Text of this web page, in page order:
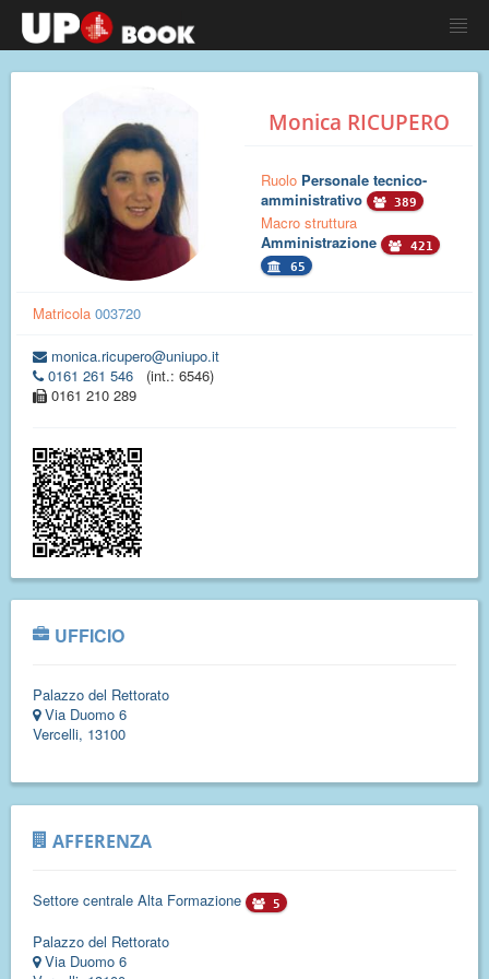
Monica RICUPERO
Ruolo Personale tecnico-
amministrativo
389
Macro struttura
Amministrazione
421
65
Matricola 003720
monica.ricupero@uniupo.it
0161 261 546
(int.: 6546)
0161 210 289
UFFICIO
Palazzo del Rettorato
Via Duomo 6
Vercelli, 13100
AFFERENZA
Settore centrale Alta Formazione 5
Palazzo del Rettorato
Via Duomo 6